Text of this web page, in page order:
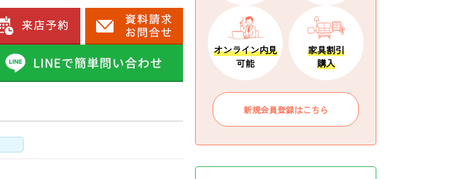
オンライン内見
可能
家具割引
購入
新規会員登録はこちら